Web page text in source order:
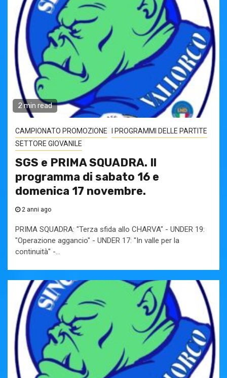
2 min read
CAMPIONATO PROMOZIONE
I PROGRAMMI DELLE PARTITE
SETTORE GIOVANILE
SGS e PRIMA SQUADRA. Il
programma di sabato 16 e
domenica 17 novembre.
2 anni ago
PRIMA SQUADRA: "Terza sfida allo CHARVA" - UNDER 19:
"Operazione aggancio" - UNDER 17: "In valle per la
continuità" -...